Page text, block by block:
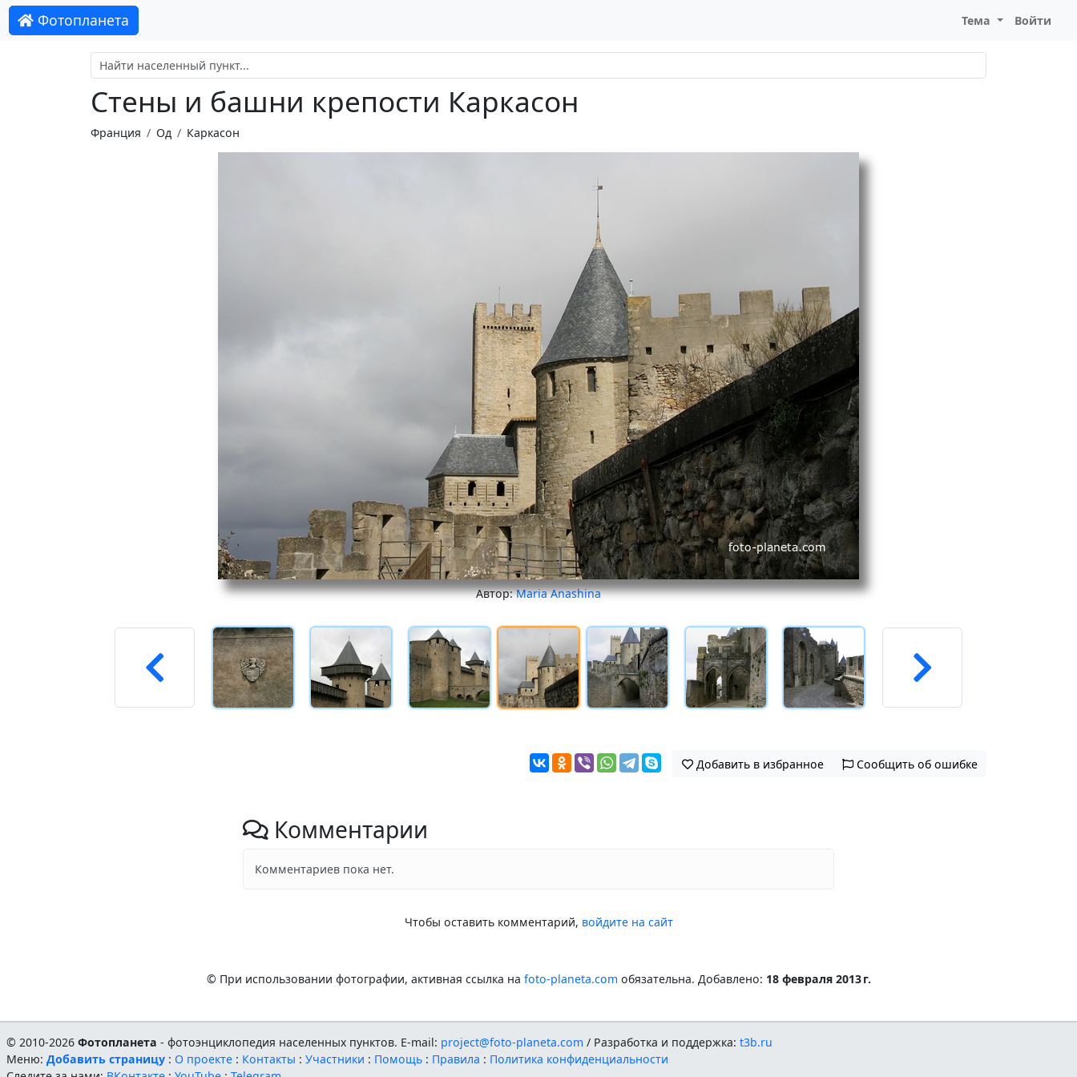
Фотопланета Тема Войти
Стены и башни крепости Каркасон
Франция Од Каркасон
Автор:Maria Anashina
Добавить в избранное Сообщить об ошибке
Комментарии
Комментариев пока нет.
Чтобы оставить комментарий, войдите на сайт
© При использовании фотографии, активная ссылка на foto-planeta.com обязательна. Добавлено: 18 февраля 2013 г.
© 2010-2026Фотопланета - фотоэнциклопедия населенных пунктов. E-mail: project@foto-planeta.com / Разработка и поддержка:t3b.ru
Меню:Добавить страницу : О проекте : Контакты :Участники : Помощь : Правила : Политика конфиденциальности